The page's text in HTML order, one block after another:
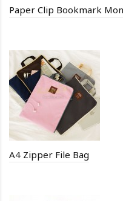
A4 Zipper File Bag